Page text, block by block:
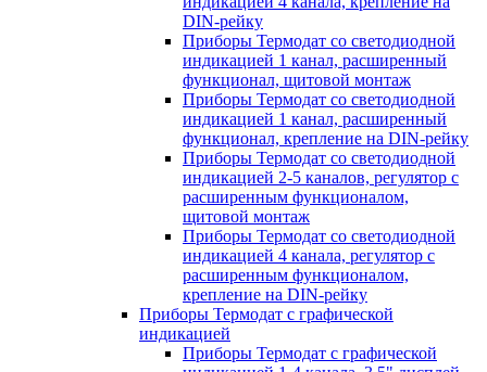
DIN-рейку
Приборы Термодат со светодиодной
индикацией 1 канал, расширенный
функционал, щитовой монтаж
Приборы Термодат со светодиодной
индикацией 1 канал, расширенный
функционал, крепление на DIN-рейку
Приборы Термодат со светодиодной
индикацией 2-5 каналов, регулятор с
расширенным функционалом,
щитовой монтаж
Приборы Термодат со светодиодной
индикацией 4 канала, регулятор с
расширенным функционалом,
крепление на DIN-рейку
Приборы Термодат с графической
индикацией
Приборы Термодат с графической